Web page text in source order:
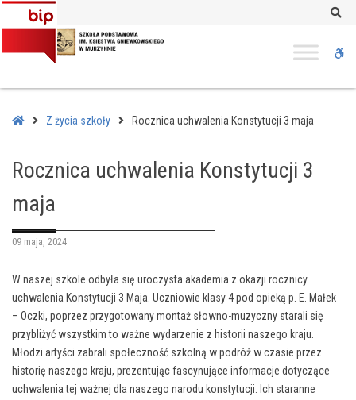
–
Rocznica
HomeZ życia szkoły Rocznica uchwalenia Konstytucji 3 maja
Rocznica uchwalenia Konstytucji 3
maja
09 maja, 2024
W naszej szkole odbyła się uroczysta akademia z okazji rocznicy
uchwalenia Konstytucji 3 Maja. Uczniowie klasy 4 pod opieką p. E. Małek
– Oczki, poprzez przygotowany montaż słowno-muzyczny starali się
przybliżyć wszystkim to ważne wydarzenie z historii naszego kraju.
Młodzi artyści zabrali społeczność szkolną w podróż w czasie przez
historię naszego kraju, prezentując fascynujące informacje dotyczące
uchwalenia tej ważnej dla naszego narodu konstytucji. Ich staranne